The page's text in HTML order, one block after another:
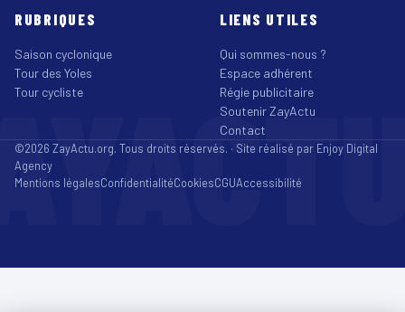
RUBRIQUES
Saison cyclonique
Tour des Yoles
Tour cycliste
LIENS UTILES
Qui sommes-nous ?
Espace adhérent
Régie publicitaire
Soutenir ZayActu
Contact
©2026 ZayActu.org. Tous droits réservés. · Site réalisé par Enjoy Digital
Agency
Mentions légalesConfidentialitéCookiesCGUAccessibilité